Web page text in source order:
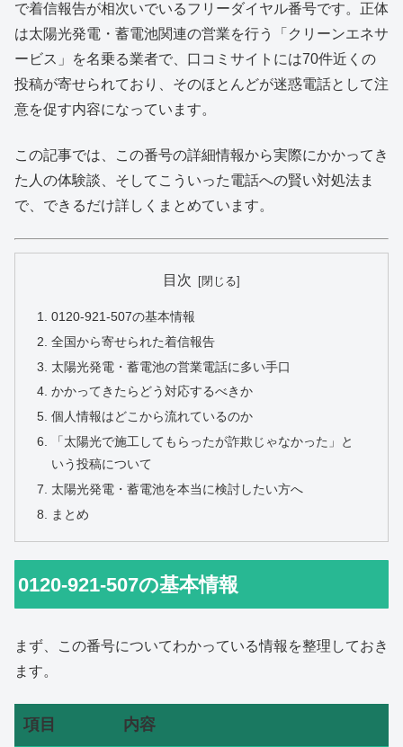
で着信報告が相次いでいるフリーダイヤル番号です。正体
は太陽光発電・蓄電池関連の営業を行う「クリーンエネサ
ービス」を名乗る業者で、口コミサイトには70件近くの
投稿が寄せられており、そのほとんどが迷惑電話として注
意を促す内容になっています。
この記事では、この番号の詳細情報から実際にかかってき
た人の体験談、そしてこういった電話への賢い対処法ま
で、できるだけ詳しくまとめています。
目次
0120-921-507の基本情報
全国から寄せられた着信報告
太陽光発電・蓄電池の営業電話に多い手口
かかってきたらどう対応するべきか
個人情報はどこから流れているのか
「太陽光で施工してもらったが詐欺じゃなかった」と
いう投稿について
太陽光発電・蓄電池を本当に検討したい方へ
まとめ
0120-921-507の基本情報
まず、この番号についてわかっている情報を整理しておき
ます。
項目 内容